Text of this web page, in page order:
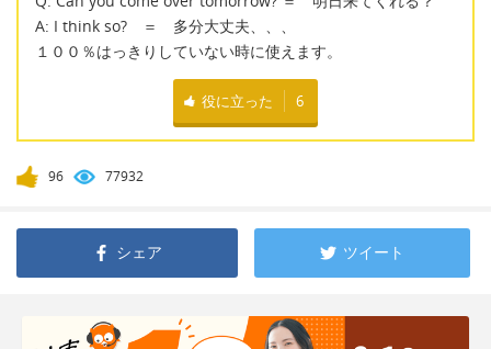
A: I think so? ＝ 多分大丈夫、、、
１００％はっきりしていない時に使えます。
役に立った 6
96 77932
シェア ツイート